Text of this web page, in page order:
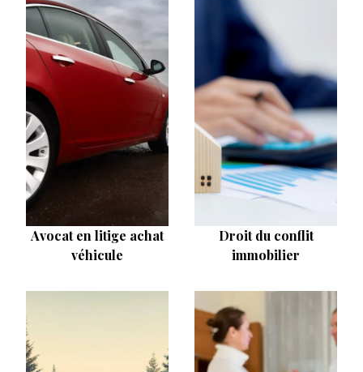
Avocat en litige achat
véhicule
Droit du conflit
immobilier